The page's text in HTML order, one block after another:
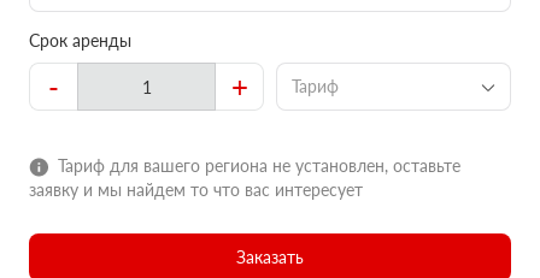
Срок аренды
- + Тариф
Тариф для вашего региона не установлен, оставьте
заявку и мы найдем то что вас интересует
Заказать